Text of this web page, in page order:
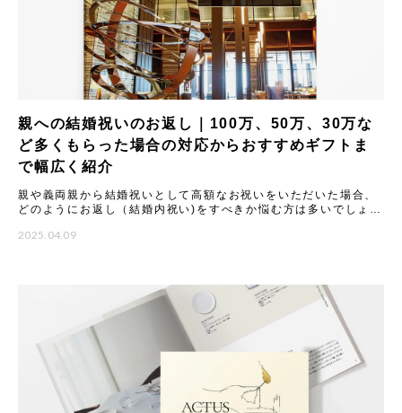
親への結婚祝いのお返し｜100万、50万、30万な
ど多くもらった場合の対応からおすすめギフトま
で幅広く紹介
親や義両親から結婚祝いとして高額なお祝いをいただいた場合、
どのようにお返し（結婚内祝い)をすべきか悩む方は多いでしょ
100
2025.04.09